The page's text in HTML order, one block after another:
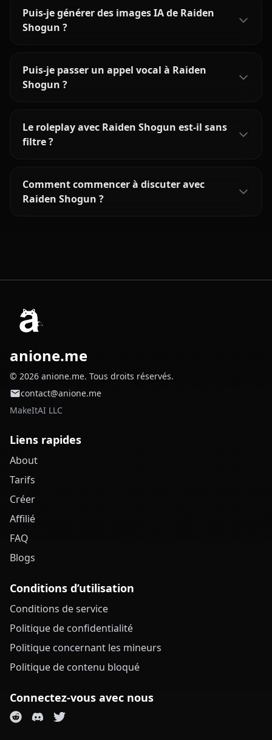
Puis-je générer des images IA de Raiden
Shogun ?
Puis-je passer un appel vocal à Raiden
Shogun ?
Le roleplay avec Raiden Shogun est-il sans
filtre ?
Comment commencer à discuter avec
Raiden Shogun ?
anione.me
© 2026 anione.me. Tous droits réservés.
contact@anione.me
MakeItAI LLC
Liens rapides
About
Tarifs
Créer
Affilié
FAQ
Blogs
Conditions d’utilisation
Conditions de service
Politique de confidentialité
Politique concernant les mineurs
Politique de contenu bloqué
Connectez-vous avec nous